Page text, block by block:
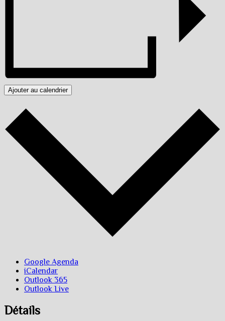
Ajouter au calendrier
Google Agenda
iCalendar
Outlook 365
Outlook Live
Détails